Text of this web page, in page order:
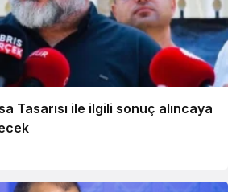
Tasarısı ile ilgili sonuç alıncaya